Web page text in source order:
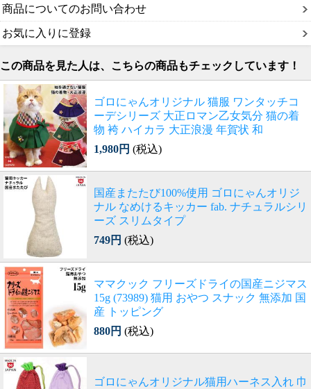
商品についてのお問い合わせ
お気に入りに登録
この商品を見た人は、こちらの商品もチェックしています！
ゴロにゃんオリジナル 猫服 ワンタッチコ
ーデシリーズ 大正ロマン乙女気分 猫の着
物 袴 ハイカラ 大正浪漫 年賀状 和
1,980円 (税込)
国産またたび100%使用 ゴロにゃんオリジ
ナル なめけるキッカー fab. ナチュラルシリ
ーズ スリムタイプ
749円 (税込)
ママクック フリーズドライの国産ニジマス
15g (73989) 猫用 おやつ スナック 無添加 国
産 トッピング
880円 (税込)
ゴロにゃんオリジナル猫用ハーネス入れ 巾